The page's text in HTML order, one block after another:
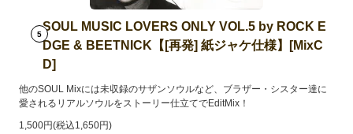
5
SOUL MUSIC LOVERS ONLY VOL.5 by ROCK E
DGE & BEETNICK【[再発] 紙ジャケ仕様】[MixC
D]
他のSOUL Mixには未収録のサザンソウルなど、ブラザー・シスター達に
愛されるリアルソウルをストーリー仕立てでEditMix！
1,500円(税込1,650円)